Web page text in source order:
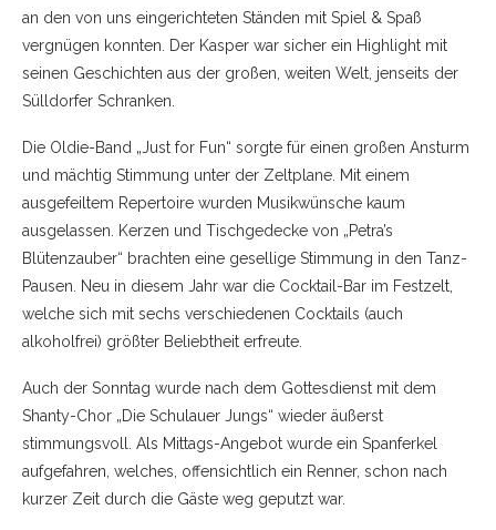
an den von uns eingerichteten Ständen mit Spiel & Spaß
vergnügen konnten. Der Kasper war sicher ein Highlight mit
seinen Geschichten aus der großen, weiten Welt, jenseits der
Sülldorfer Schranken.
Die Oldie-Band „Just for Fun“ sorgte für einen großen Ansturm
und mächtig Stimmung unter der Zeltplane. Mit einem
ausgefeiltem Repertoire wurden Musikwünsche kaum
ausgelassen. Kerzen und Tischgedecke von „Petra’s
Blütenzauber“ brachten eine gesellige Stimmung in den Tanz-
Pausen. Neu in diesem Jahr war die Cocktail-Bar im Festzelt,
welche sich mit sechs verschiedenen Cocktails (auch
alkoholfrei) größter Beliebtheit erfreute.
Auch der Sonntag wurde nach dem Gottesdienst mit dem
Shanty-Chor „Die Schulauer Jungs“ wieder äußerst
stimmungsvoll. Als Mittags-Angebot wurde ein Spanferkel
aufgefahren, welches, offensichtlich ein Renner, schon nach
kurzer Zeit durch die Gäste weg geputzt war.